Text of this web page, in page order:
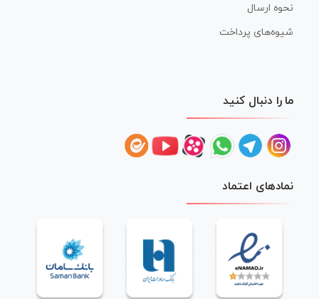
نحوه ارسال
شیوه‌های پرداخت
ما را دنبال کنید
نمادهای اعتماد